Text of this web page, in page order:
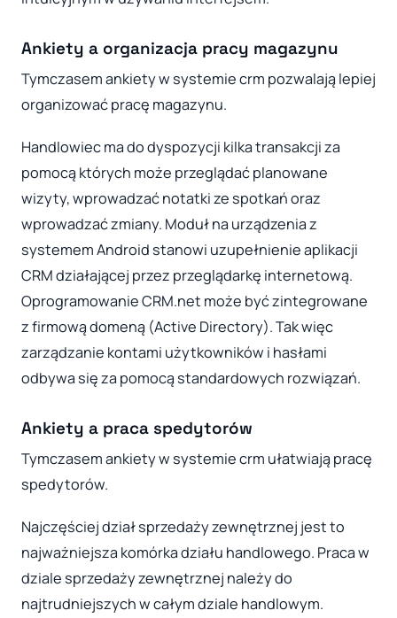
Ankiety a organizacja pracy magazynu
Tymczasem ankiety w systemie crm pozwalają lepiej
organizować pracę magazynu.
Handlowiec ma do dyspozycji kilka transakcji za
pomocą których może przeglądać planowane
wizyty, wprowadzać notatki ze spotkań oraz
wprowadzać zmiany. Moduł na urządzenia z
systemem Android stanowi uzupełnienie aplikacji
CRM działającej przez przeglądarkę internetową.
Oprogramowanie CRM.net może być zintegrowane
z firmową domeną (Active Directory). Tak więc
zarządzanie kontami użytkowników i hasłami
odbywa się za pomocą standardowych rozwiązań.
Ankiety a praca spedytorów
Tymczasem ankiety w systemie crm ułatwiają pracę
spedytorów.
Najczęściej dział sprzedaży zewnętrznej jest to
najważniejsza komórka działu handlowego. Praca w
dziale sprzedaży zewnętrznej należy do
najtrudniejszych w całym dziale handlowym.